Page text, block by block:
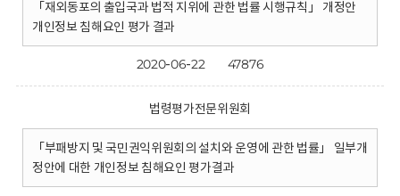
「재외동포의 출입국과 법적 지위에 관한 법률 시행규칙」 개정안
개인정보 침해요인 평가 결과
2020-06-22 47876
법령평가전문위원회
「부패방지 및 국민권익위원회의 설치와 운영에 관한 법률」 일부개
정안에 대한 개인정보 침해요인 평가결과